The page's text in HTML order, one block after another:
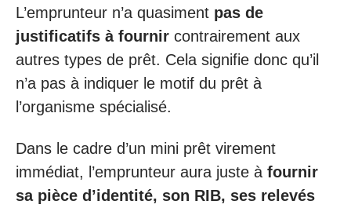
L’emprunteur n’a quasiment pas de
justificatifs à fournir contrairement aux
autres types de prêt. Cela signifie donc qu’il
n’a pas à indiquer le motif du prêt à
l’organisme spécialisé.
Dans le cadre d’un mini prêt virement
immédiat, l’emprunteur aura juste à fournir
sa pièce d’identité, son RIB, ses relevés